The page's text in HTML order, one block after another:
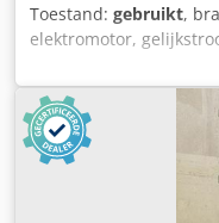
Toestand: gebruikt,
elektromotor,
aandrijfmotor -
draaikrans -
Deelnr.: 01472 -1 stuk
landingsgestel
290/290/H290 mm